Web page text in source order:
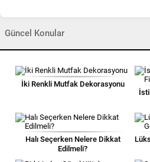
Güncel Konular
İki Renkli Mutfak Dekorasyonu
Halı Seçerken Nelere Dikkat
Edilmeli?